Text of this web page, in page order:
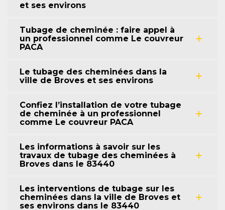
et ses environs
Tubage de cheminée : faire appel à
un professionnel comme Le couvreur
PACA
Le tubage des cheminées dans la
ville de Broves et ses environs
Confiez l’installation de votre tubage
de cheminée à un professionnel
comme Le couvreur PACA
Les informations à savoir sur les
travaux de tubage des cheminées à
Broves dans le 83440
Les interventions de tubage sur les
cheminées dans la ville de Broves et
ses environs dans le 83440